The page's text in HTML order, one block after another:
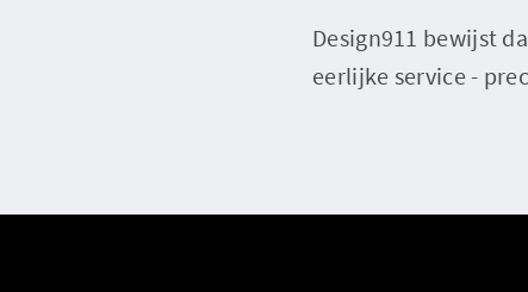
Design911 bewijst
eerlijke service -